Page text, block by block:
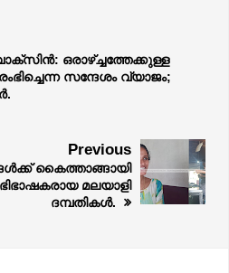
ഒരാഴ്ച്ചത്തേക്കുള്ള
സന്ദേശം വ്യാജം;
Previous
കൈത്താങ്ങായി
മലയാളി
ദമ്പതികൾ.